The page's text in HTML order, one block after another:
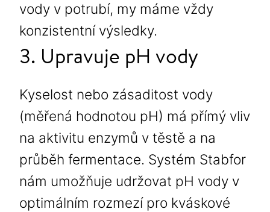
vody v potrubí, my máme vždy
konzistentní výsledky.
3. Upravuje pH vody
Kyselost nebo zásaditost vody
(měřená hodnotou pH) má přímý vliv
na aktivitu enzymů v těstě a na
průběh fermentace. Systém Stabfor
nám umožňuje udržovat pH vody v
optimálním rozmezí pro kváskové